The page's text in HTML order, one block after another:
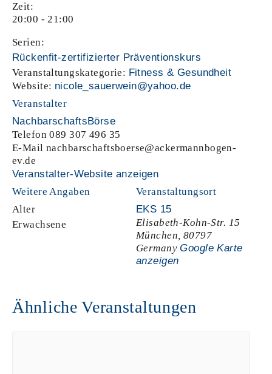
Zeit:
20:00 - 21:00
Serien:
Rückenfit-zertifizierter Präventionskurs
Veranstaltungskategorie: Fitness & Gesundheit
Website: nicole_sauerwein@yahoo.de
Veranstaltungsort
EKS 15
Elisabeth-Kohn-Str. 15
München, 80797
Germany Google Karte
anzeigen
Veranstalter
NachbarschaftsBörse
Telefon089 307 496 35
E-Mail nachbarschaftsboerse@ackermannbogen-
ev.de
Veranstalter-Website anzeigen
Weitere Angaben
Alter
Erwachsene
Ähnliche Veranstaltungen